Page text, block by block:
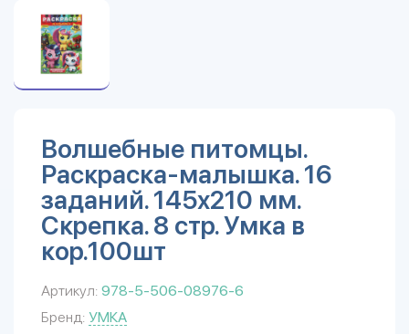
Волшебные питомцы.
Раскраска-малышка. 16
заданий. 145х210 мм.
Скрепка. 8 стр. Умка в
кор.100шт
Артикул: 978-5-506-08976-6
Бренд: УМКА